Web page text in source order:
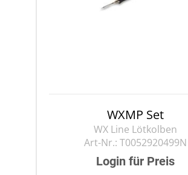
WXMP Set
WX Line Lötkolben
Art-Nr.: T0052920499N
Login für Preis